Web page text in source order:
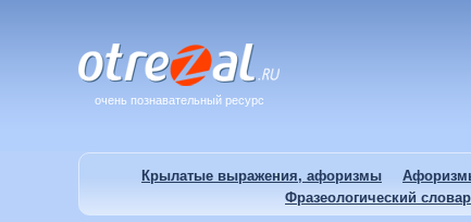
очень познавательный ресурс
Крылатые выражения, афоризмы
Фразеологический